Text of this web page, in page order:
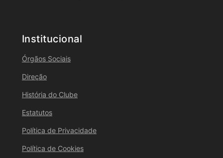
Institucional
Órgãos Sociais
Direção
História do Clube
Estatutos
Política de Privacidade
Política de Cookies